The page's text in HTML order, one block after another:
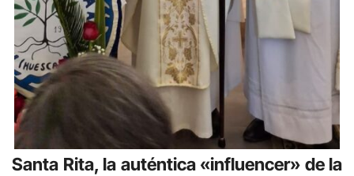
Santa Rita, la auténtica «influencer» de la